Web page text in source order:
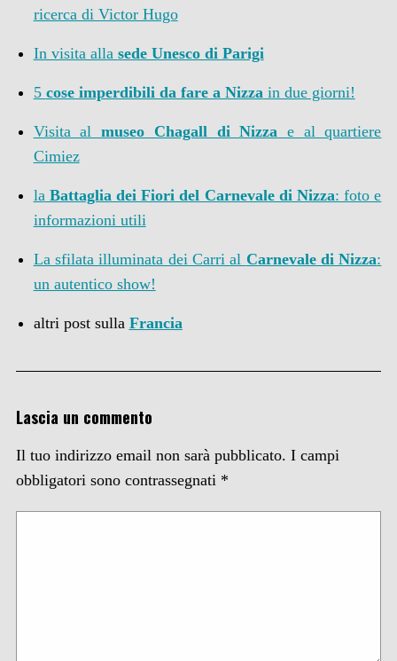
ricerca di Victor Hugo
In visita alla sede Unesco di Parigi
5 cose imperdibili da fare a Nizzain due giorni!
Visita almuseo Chagall di Nizza e al quartiere
Cimiez
laBattaglia dei Fiori del Carnevale di Nizza: foto e
informazioni utili
La sfilata illuminata dei Carri al Carnevale di Nizza:
un autentico show!
altri post sulla Francia
Lascia un commento
Il tuo indirizzo email non sarà pubblicato. I campi
obbligatori sono contrassegnati *